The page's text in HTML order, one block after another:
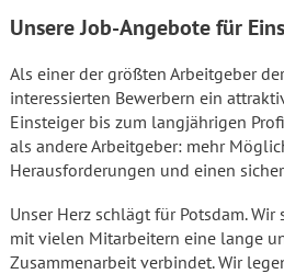
Unsere Job-Angebote für
Als einer der größten Arbeitgeber
interessierten Bewerbern ein
Einsteiger bis zum langjährigen
als andere Arbeitgeber: mehr
Herausforderungen und einen
Unser Herz schlägt für Potsdam.
mit vielen Mitarbeitern eine lange
Zusammenarbeit verbindet. Wir